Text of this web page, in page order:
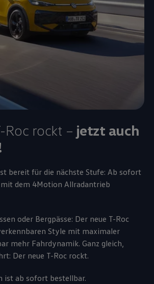
Roc rockt – jetzt auch
bereit für die nächste Stufe: Ab sofort
mit dem 4Motion Allradantrieb
oder Bergpässe: Der neue T-Roc
Style mit maximaler
mehr Fahrdynamik. Ganz gleich,
Der neue T-Roc rockt.
ist ab sofort bestellbar.